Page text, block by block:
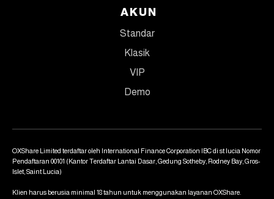
AKUN
Standar
Klasik
VIP
Demo
OXShare Limited terdaftar oleh International Finance Corporation IBC di st lucia Nomor
Pendaftaran 00101 (Kantor Terdaftar Lantai Dasar, Gedung Sotheby, Rodney Bay, Gros-
Islet, Saint Lucia)
Klien harus berusia minimal 18 tahun untuk menggunakan layanan OXShare.